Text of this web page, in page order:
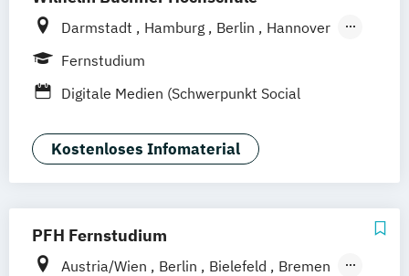
Darmstadt Hamburg Berlin
Hannover
Bonn
Nürnberg
Zürich Rostock Dortmund
Fernstudium
Digitale Medien (Schwerpunkt Social
Kostenloses Infomaterial
PFH Fernstudium
Austria/Wien Berlin Bielefeld
Bremen